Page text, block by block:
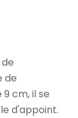
de
cm, il se
d'appoint.